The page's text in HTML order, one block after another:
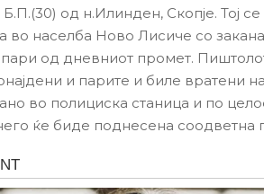
од н.Илинден, Скопје. Тој
во населба Ново Лисиче со
од дневниот промет.
и парите и биле вратени
во полициска станица и по
ќе биде поднесена соодветна